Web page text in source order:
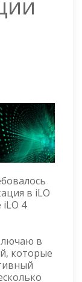
в iLO
4
в
которые